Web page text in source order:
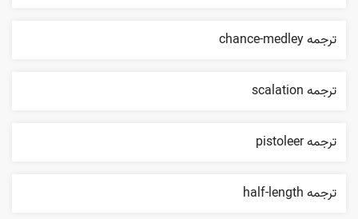
ترجمه chance-medley
ترجمه scalation
ترجمه pistoleer
ترجمه half-length